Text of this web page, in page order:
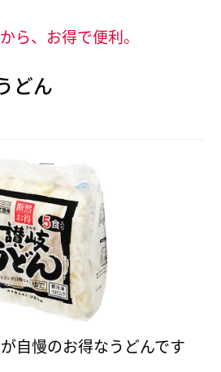
ら、お得で便利。
どん
自慢のお得なうどんです